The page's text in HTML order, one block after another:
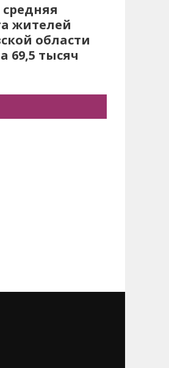
средняя
жителей
области
69,5 тысяч